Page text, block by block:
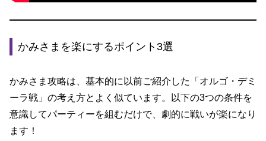
かみさまを楽にするポイント3選
かみさま攻略は、基本的に以前ご紹介した「オルゴ・デミ
ーラ戦」の考え方とよく似ています。以下の3つの条件を
意識してパーティーを組むだけで、劇的に戦いが楽になり
ます！